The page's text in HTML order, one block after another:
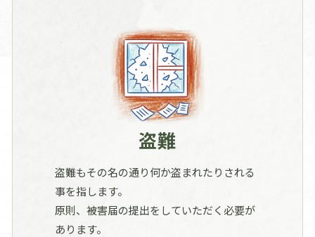
盗難
盗難もその名の通り何か盗まれたりされる
事を指します。
原則、被害届の提出をしていただく必要が
あります。